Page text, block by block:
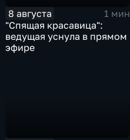
8 августа
1 мин
"Спящая красавица":
ведущая уснула в прямом
эфире